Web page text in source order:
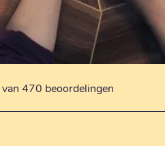
470 beoordelingen